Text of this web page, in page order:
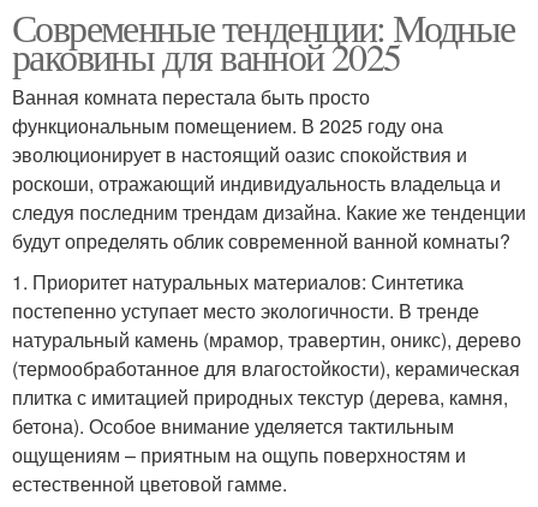
Современные тенденции: Модные
раковины для ванной 2025
Ванная комната перестала быть просто
функциональным помещением. В 2025 году она
эволюционирует в настоящий оазис спокойствия и
роскоши, отражающий индивидуальность владельца и
следуя последним трендам дизайна. Какие же тенденции
будут определять облик современной ванной комнаты?
1. Приоритет натуральных материалов: Синтетика
постепенно уступает место экологичности. В тренде
натуральный камень (мрамор, травертин, оникс), дерево
(термообработанное для влагостойкости), керамическая
плитка с имитацией природных текстур (дерева, камня,
бетона). Особое внимание уделяется тактильным
ощущениям – приятным на ощупь поверхностям и
естественной цветовой гамме.